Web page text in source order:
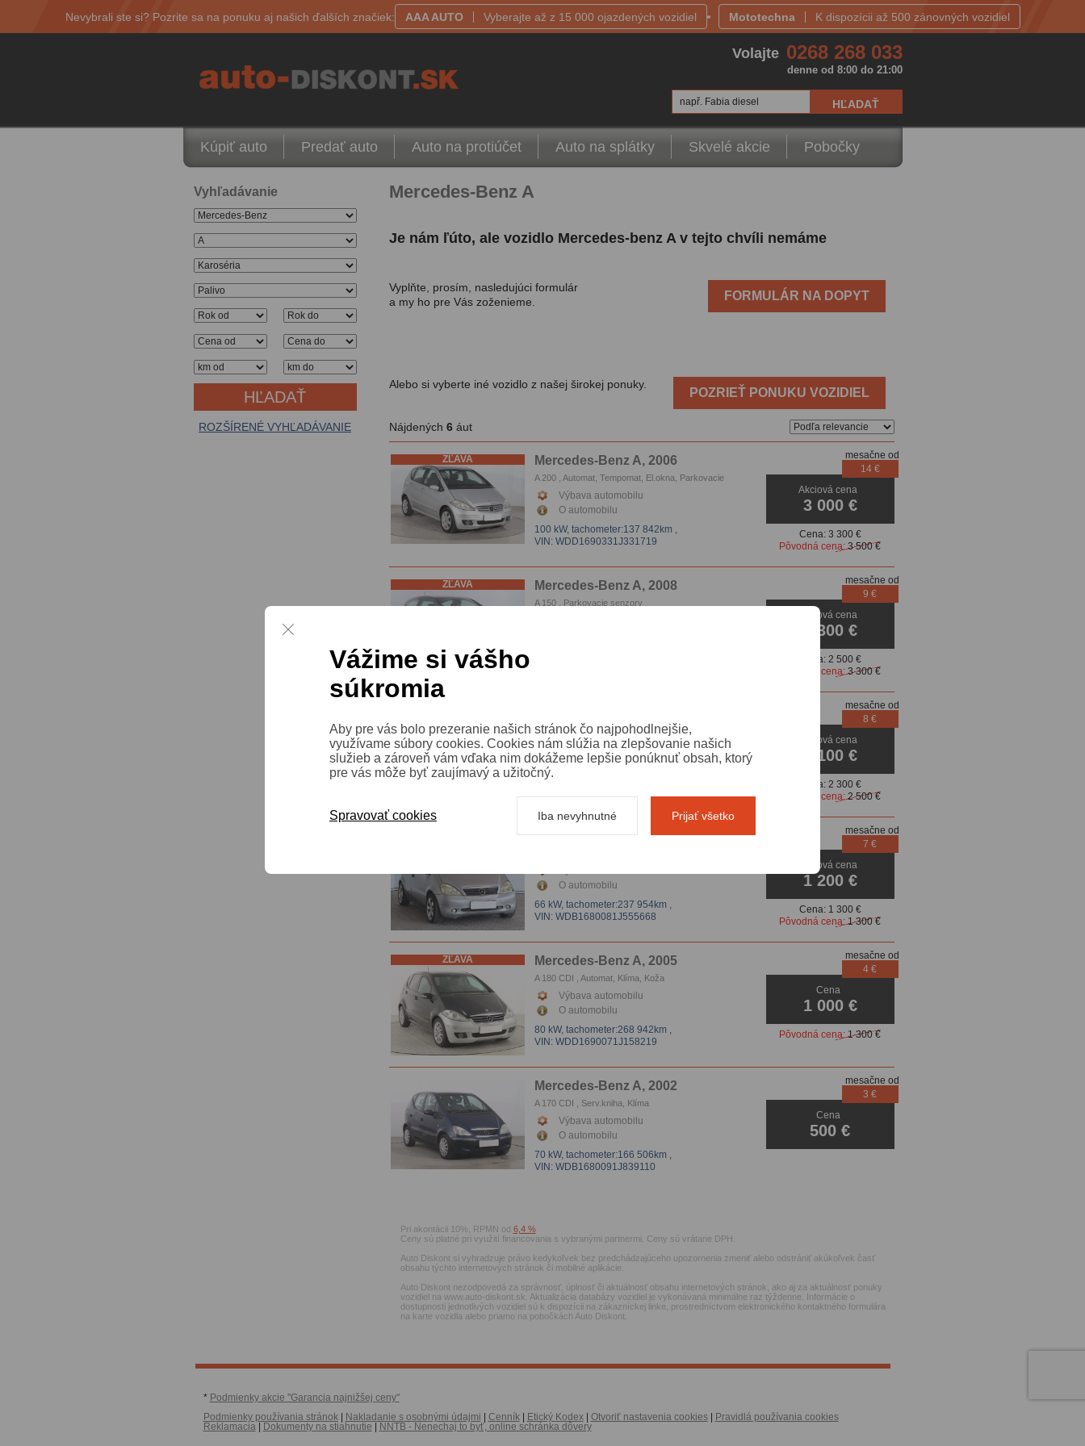
Nevybrali ste si? Pozrite sa na ponuku aj našich ďalších značiek: AAA AUTO Vyberajte až z 15 000 ojazdených vozidiel Mototechna K dispozícii až 500 zánovných vozidiel
např. Fabia diesel
Vyhľadávanie
ROZŠÍRENÉ VYHĽADÁVANIE
Mercedes-Benz A
Je nám ľúto, ale vozidlo Mercedes-benz A v tejto chvíli nemáme
FORMULÁR NA DOPYT
Vyplňte, prosím, nasledujúci formulár
a my ho pre Vás zoženieme.
POZRIEŤ PONUKU VOZIDIEL
Alebo si vyberte iné vozidlo z našej širokej ponuky.
Nájdených 6áut
ZĽAVA Mercedes-Benz A, 2006
A 200 , Automat, Tempomat, El.okna, Parkovacie
senzoryVýbava automobilu
O automobilu
100 kW, tachometer:137 842km ,
VIN: WDD1690331J331719
Akciová cena
3 000 €
mesačne od
14 €
Cena:3 300 €
Pôvodná cena:3 500 €
ZĽAVA Mercedes-Benz A, 2008
A 150 , Parkovacie senzory
Akciová cena
2 300 €
mesačne od
9 €
Cena:2 500 €
Pôvodná cena:3 300 €
A 150
Výbava automobilu
O automobilu
70 kW,
Akciová cena
2 100 €
mesačne od
8 €
Cena:2 300 €
Pôvodná cena:2 500 €
Mercedes-Benz A, 2001
O automobilu
66 kW, tachometer:237 954km ,
VIN: WDB1680081J555668
Akciová cena
1 200 €
mesačne od
7 €
Cena:1 300 €
Pôvodná cena:1 300 €
ZĽAVA Mercedes-Benz A, 2005
A 180 CDI , Automat, Klíma, Koža
Výbava automobilu
O automobilu
80 kW, tachometer:268 942km ,
VIN: WDD1690071J158219
Cena
1 000 €
mesačne od
4 €
Pôvodná cena:1 300 €
Mercedes-Benz A, 2002
A 170 CDI , Serv.kniha, Klíma
Výbava automobilu
O automobilu
70 kW, tachometer:166 506km ,
VIN: WDB1680091J839110
Cena
500 €
mesačne od
3 €
Pri akontácii 10%, RPMN od 6,4 %
Ceny sú platné pri využití financovania s vybranými partnermi. Ceny sú vrátane DPH.
Auto Diskont si vyhradzuje právo kedykoľvek bez predchádzajúceho upozornenia zmeniť alebo odstrániť akúkoľvek časť
obsahu týchto internetových stránok či mobilné aplikácie.
Auto Diskont nezodpovedá za správnosť, úplnosť či aktuálnosť obsahu internetových stránok, ako aj za aktuálnosť ponuky
vozidiel na www.auto-diskont.sk. Aktualizácia databázy vozidiel je vykonávaná minimálne raz týždenne. Informácie o
dostupnosti jednotlivých vozidiel sú k dispozícii na zákazníckej linke, prostredníctvom elektronického kontaktného formulára
na karte vozidla alebo priamo na pobočkách Auto Diskont.
* Podmienky akcie "Garancia najnižšej ceny"
Podmienky používania stránok| Nakladanie s osobnými údajmi Cenník| Etický Kodex| Otvoriť nastavenia cookies|
Pravidlá používania cookies
Reklamacia| Dokumenty na stiahnutie
NNTB - Nenechaj to byť, online schránka dôvery
Kúpiť auto Predať auto Auto na protiúčet Auto na splátky Skvelé akcie Pobočky
Volajte 0268 268 033
denne od 8:00 do 21:00
Vážime si vášho
súkromia
Aby pre vás bolo prezeranie našich stránok čo najpohodlnejšie,
využívame súbory cookies. Cookies nám slúžia na zlepšovanie našich
služieb a zároveň vám vďaka nim dokážeme lepšie ponúknuť obsah, ktorý
pre vás môže byť zaujímavý a užitočný.
Spravovať cookies Iba nevyhnutné Prijať všetko